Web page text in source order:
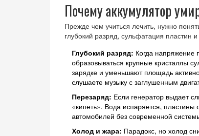
Почему аккумулятор
Прежде чем учиться лечить, нужно
глубокий разряд, сульфатация
Глубокий разряд: Когда напряжение
образовываться крупные кристаллы
зарядке и уменьшают площадь
слушаете музыку с заглушенным
Перезаряд: Если генератор выдает
«кипеть». Вода испаряется,
автомобилей без современной
Холод и жара: Парадокс, но холод